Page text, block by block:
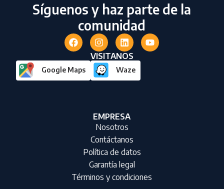
Síguenos y haz parte de la
comunidad
VISITANOS
Google Maps Waze
EMPRESA
Nosotros
Contáctanos
Política de datos
Garantía legal
Términos y condiciones